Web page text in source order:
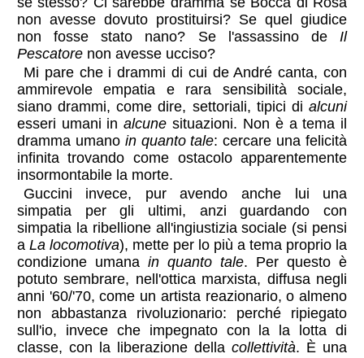
non avesse dovuto prostituirsi? Se quel giudice
non fosse stato nano? Se l'assassino deIl
Pescatorenon avesse ucciso?
Mi pare che i drammi di cui de André canta, con
ammirevole empatia e rara sensibilità sociale,
siano drammi, come dire, settoriali, tipici dialcuni
esseri umani inalcune situazioni. Non è a tema il
dramma umano in quanto tale: cercare una felicità
infinita trovando come ostacolo apparentemente
insormontabile la morte.
Guccini invece, pur avendo anche lui una
simpatia per gli ultimi, anzi guardando con
simpatia la ribellione all'ingiustizia sociale (si pensi
a La locomotiva), mette per lo più a tema proprio la
condizione umana in quanto tale. Per questo è
potuto sembrare, nell'ottica marxista, diffusa negli
anni '60/'70, come un artista reazionario, o almeno
non abbastanza rivoluzionario: perché ripiegato
sull'io, invece che impegnato con la la lotta di
classe, con la liberazione dellacollettività. È una